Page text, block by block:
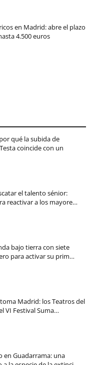
en Madrid: abre el plazo
4.500 euros
qué la subida de
coincide con un
el talento sénior:
reactivar a los mayore…
bajo tierra con siete
para activar su prim…
Madrid: los Teatros del
VI Festival Suma…
en Guadarrama: una